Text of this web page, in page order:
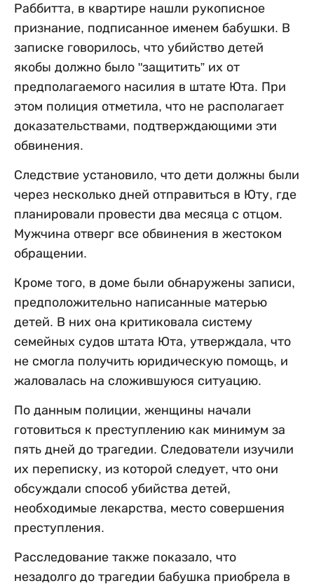
Раббитта, в квартире нашли рукописное
признание, подписанное именем бабушки. В
записке говорилось, что убийство детей
якобы должно было "защитить” их от
предполагаемого насилия в штате Юта. При
этом полиция отметила, что не располагает
доказательствами, подтверждающими эти
обвинения.
Следствие установило, что дети должны были
через несколько дней отправиться в Юту, где
планировали провести два месяца с отцом.
Мужчина отверг все обвинения в жестоком
обращении.
Кроме того, в доме были обнаружены записи,
предположительно написанные матерью
детей. В них она критиковала систему
семейных судов штата Юта, утверждала, что
не смогла получить юридическую помощь, и
жаловалась на сложившуюся ситуацию.
По данным полиции, женщины начали
готовиться к преступлению как минимум за
пять дней до трагедии. Следователи изучили
их переписку, из которой следует, что они
обсуждали способ убийства детей,
необходимые лекарства, место совершения
преступления.
Расследование также показало, что
незадолго до трагедии бабушка приобрела в